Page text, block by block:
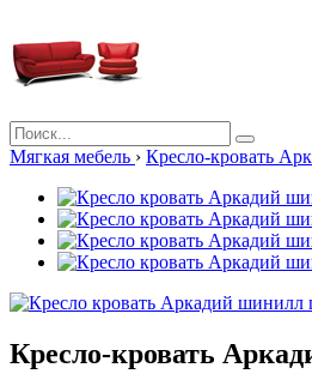
Мягкая мебель › Кресло-кровать
Кресло-кровать